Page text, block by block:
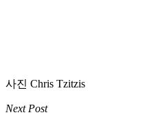
사진 Chris Tzitzis
Next Post